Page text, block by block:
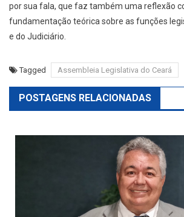
por sua fala, que faz também uma reflexão
fundamentação teórica sobre as funções
e do Judiciário.
Tagged Assembleia Legislativa do Ceará
POSTAGENS RELACIONADAS